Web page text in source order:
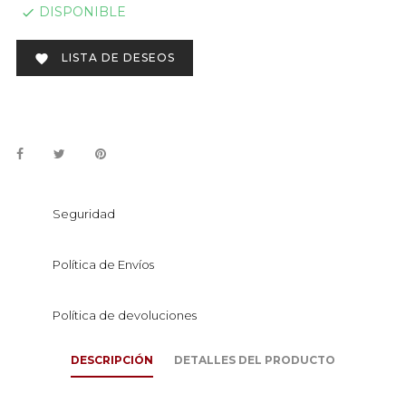
 DISPONIBLE
 LISTA DE DESEOS
Seguridad
Política de Envíos
Política de devoluciones
DESCRIPCIÓN DETALLES DEL PRODUCTO